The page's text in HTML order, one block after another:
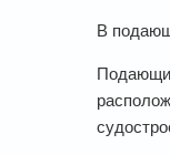
В